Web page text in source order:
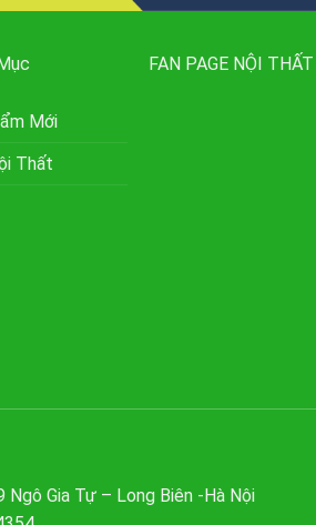
Mới
Thất
FAN PAGE NỘI
Ngô Gia Tự – Long Biên -Hà Nội